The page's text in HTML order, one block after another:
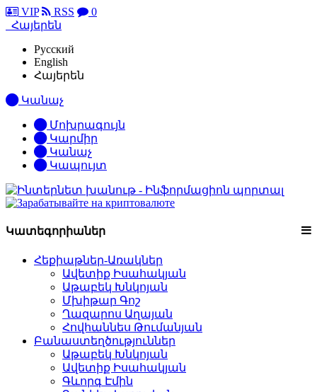
VIP RSS
0
Հայերեն
Русский
English
Հայերեն
Կանաչ
Մոխրագույն
Կարմիր
Կանաչ
Կապույտ
Կատեգորիաներ
Հեքիաթներ-Առակներ
Ավետիք Իսահակյան
Աթաբեկ Խնկոյան
Մխիթար Գոշ
Ղազարոս Աղայան
Հովհաննես Թումանյան
Բանաստեղծություններ
Աթաբեկ Խնկոյան
Ավետիք Իսահակյան
Գևորգ Էմին